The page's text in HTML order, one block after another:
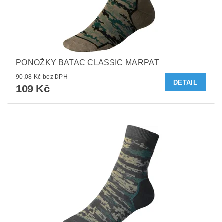
PONOŽKY BATAC CLASSIC MARPAT
90,08 Kč bez DPH
109 Kč
DETAIL